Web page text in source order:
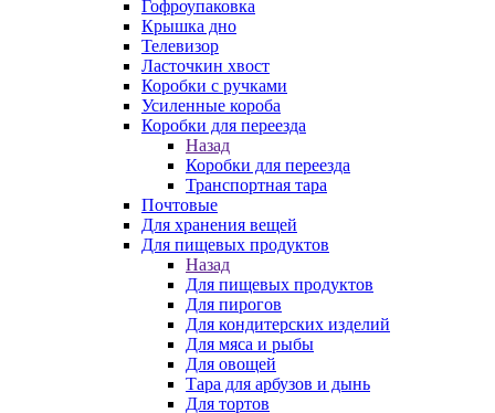
Гофроупаковка
Крышка дно
Телевизор
Ласточкин хвост
Коробки с ручками
Усиленные короба
Коробки для переезда
Назад
Коробки для переезда
Транспортная тара
Почтовые
Для хранения вещей
Для пищевых продуктов
Назад
Для пищевых продуктов
Для пирогов
Для кондитерских изделий
Для мяса и рыбы
Для овощей
Тара для арбузов и дынь
Для тортов